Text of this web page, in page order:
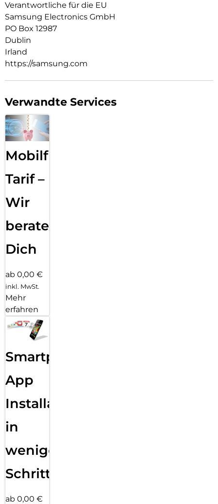
Verantwortliche für die EU
Samsung Electronics GmbH
PO Box 12987
Dublin
Irland
https://samsung.com
Verwandte Services
Mobilfunk
Tarif –
Wir
beraten
Dich
ab 0,00 €
inkl. MwSt.
Mehr
erfahren
Smartphone
App
Installation
in
wenigen
Schritten
ab 0,00 €